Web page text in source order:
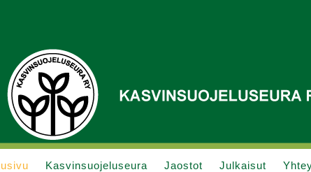
Kasvinsuojeluseura Jaostot Julkaisut